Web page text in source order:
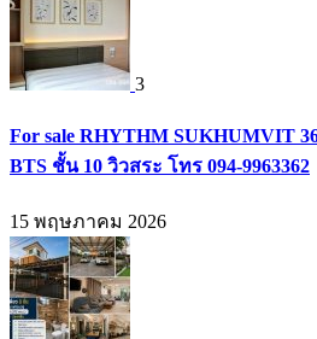
3
For sale RHYTHM SUKHUMVIT
BTS ชั้น 10 วิวสระ โทร 094-9963362
15 พฤษภาคม 2026